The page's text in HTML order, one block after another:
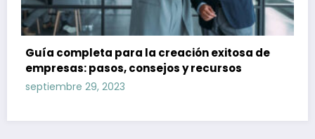
Guía completa para la creación exitosa de
empresas: pasos, consejos y recursos
septiembre 29, 2023